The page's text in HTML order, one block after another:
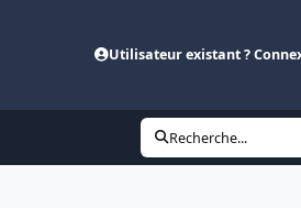
Utilisateur existant ?
Recherche...